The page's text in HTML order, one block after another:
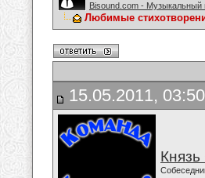
Bisound.com - Музыкальный
Любимые
15.05.2011, 03:50